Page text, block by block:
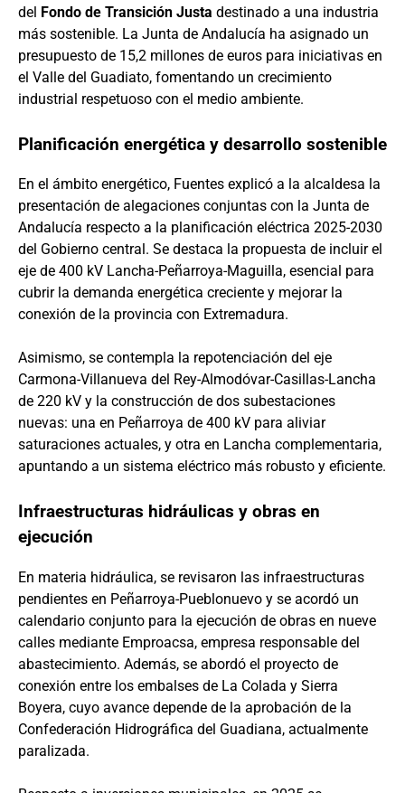
del Fondo de Transición Justa destinado a una industria
más sostenible. La Junta de Andalucía ha asignado un
presupuesto de 15,2 millones de euros para iniciativas en
el Valle del Guadiato, fomentando un crecimiento
industrial respetuoso con el medio ambiente.
Planificación energética y desarrollo sostenible
En el ámbito energético, Fuentes explicó a la alcaldesa la
presentación de alegaciones conjuntas con la Junta de
Andalucía respecto a la planificación eléctrica 2025-2030
del Gobierno central. Se destaca la propuesta de incluir el
eje de 400 kV Lancha-Peñarroya-Maguilla, esencial para
cubrir la demanda energética creciente y mejorar la
conexión de la provincia con Extremadura.
Asimismo, se contempla la repotenciación del eje
Carmona-Villanueva del Rey-Almodóvar-Casillas-Lancha
de 220 kV y la construcción de dos subestaciones
nuevas: una en Peñarroya de 400 kV para aliviar
saturaciones actuales, y otra en Lancha complementaria,
apuntando a un sistema eléctrico más robusto y eficiente.
Infraestructuras hidráulicas y obras en
ejecución
En materia hidráulica, se revisaron las infraestructuras
pendientes en Peñarroya-Pueblonuevo y se acordó un
calendario conjunto para la ejecución de obras en nueve
calles mediante Emproacsa, empresa responsable del
abastecimiento. Además, se abordó el proyecto de
conexión entre los embalses de La Colada y Sierra
Boyera, cuyo avance depende de la aprobación de la
Confederación Hidrográfica del Guadiana, actualmente
paralizada.